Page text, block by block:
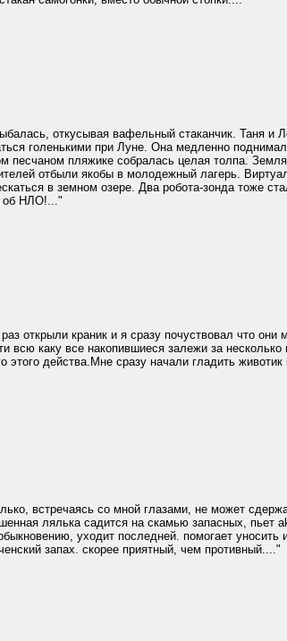
откусывая вафельный стаканчик. Таня и
голенькими при Луне. Она медленно
песчаном пляжике собралась целая толпа.
отбыли якобы в молодежный лагерь.
в земном озере. Два робота-зонда тоже
об НЛО!..."
открыли краник и я сразу почуствовал что они
всю каку все накопившиеся залежи за
действа.Мне сразу начали гладить животик
встречаясь со мной глазами, не может
лялька садится на скамью запасных, пьет
уходит последней. помогает уносить
запах. скорее приятный, чем противный...."